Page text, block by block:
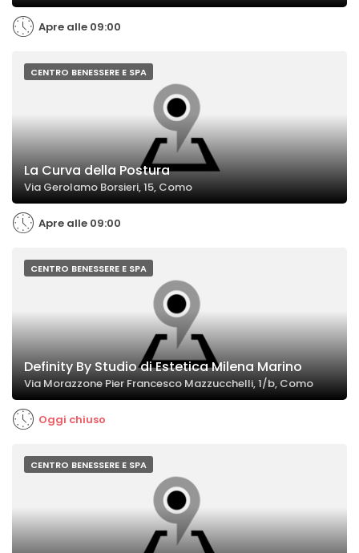
Apre alle 09:00
CENTRO BENESSERE E SPA
La Curva della Postura
Via Gerolamo Borsieri, 15, Como
Apre alle 09:00
CENTRO BENESSERE E SPA
Definity By Studio di Estetica Milena Marino
Via Morazzone Pier Francesco Mazzucchelli, 1/b, Como
Oggi chiuso
CENTRO BENESSERE E SPA